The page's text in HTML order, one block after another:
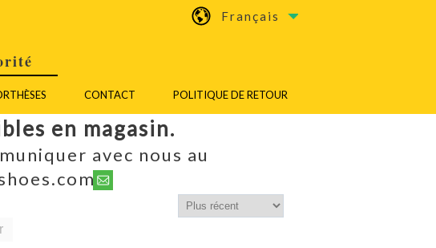
Français
CONTACT POLITIQUE DE RETOUR
en magasin.
avec nous au